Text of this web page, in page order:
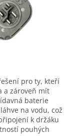
pro ty, kteří
a zároveň mít
baterie
na vodu, což
k držáku
pouhých